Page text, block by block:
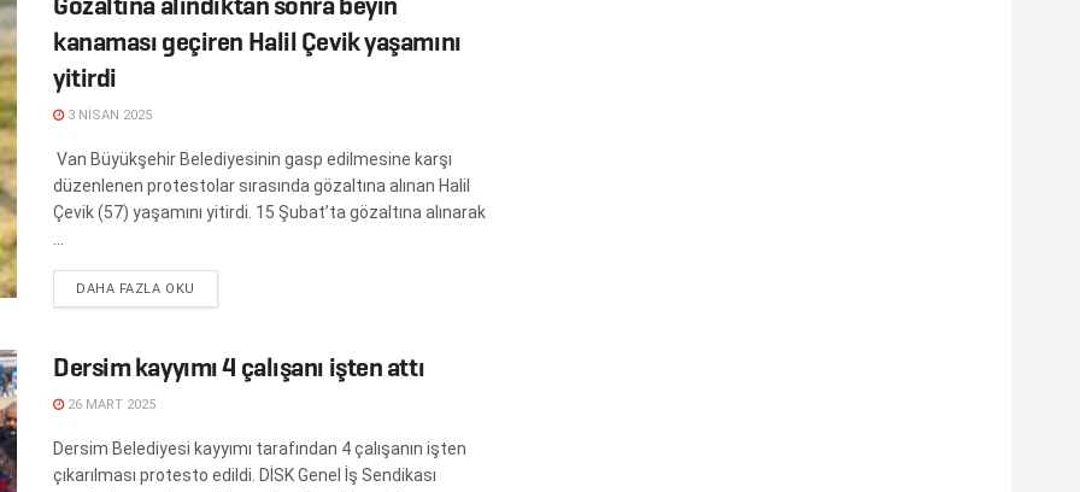
kanaması geçiren Halil Çevik yaşamını
yitirdi
3 NISAN 2025
Van Büyükşehir Belediyesinin gasp edilmesine karşı
düzenlenen protestolar sırasında gözaltına alınan Halil
Çevik (57) yaşamını yitirdi. 15 Şubat’ta gözaltına alınarak
DAHA FAZLA OKU
Dersim kayyımı 4 çalışanı işten attı
26 MART 2025
Dersim Belediyesi kayyımı tarafından 4 çalışanın işten
çıkarılması protesto edildi. DİSK Genel İş Sendikası